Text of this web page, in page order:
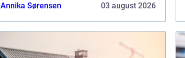
Annika Sørensen 03 august 2026